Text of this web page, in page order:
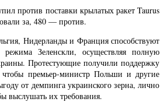
против поставки крылатых ракет Taurus
за, 480 — против.
Нидерланды и Франция способствуют
режима Зеленскли, осуществляя полную
Протестующие получили поддержку
премьер-министр Польши и другие
от демпинга украинского зерна, лично
выслушать их требования.